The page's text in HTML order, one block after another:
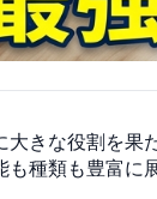
きな役割を果
種類も豊富に